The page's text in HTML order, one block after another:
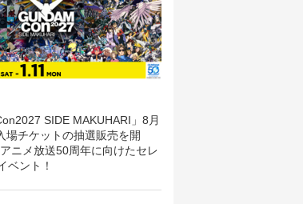
SIDE MAKUHARI」8月
場チケットの抽選販売を開
ニメ放送50周年に向けたセレ
ベント！